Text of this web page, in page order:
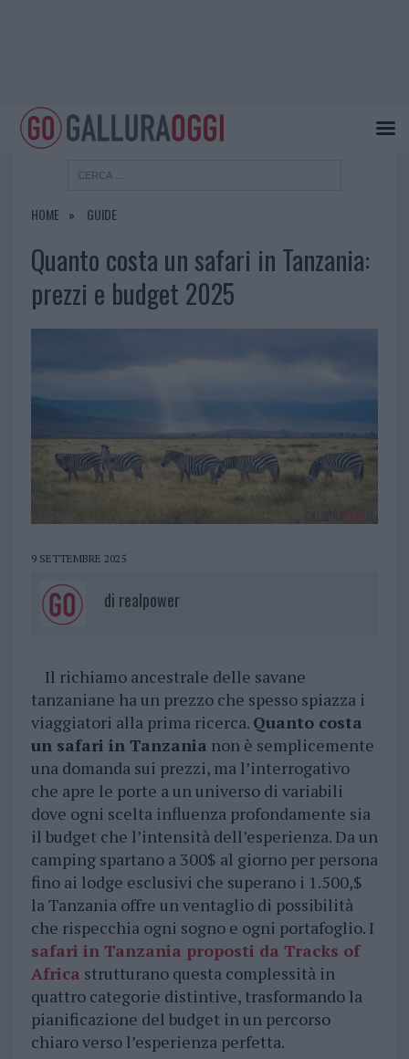
HOME GUIDE
Quanto costa un safari in Tanzania:
prezzi e budget 2025
9 SETTEMBRE 2025
di realpower
Il richiamo ancestrale delle savane
tanzaniane ha un prezzo che spesso spiazza i
viaggiatori alla prima ricerca. Quanto costa
un safari in Tanzania non è semplicemente
una domanda sui prezzi, ma l’interrogativo
che apre le porte a un universo di variabili
dove ogni scelta influenza profondamente sia
il budget che l’intensità dell’esperienza. Da un
camping spartano a 300$ al giorno per persona
fino ai lodge esclusivi che superano i 1.500,$
la Tanzania offre un ventaglio di possibilità
che rispecchia ogni sogno e ogni portafoglio. I
safari in Tanzania proposti da Tracks of
Africa strutturano questa complessità in
quattro categorie distintive, trasformando la
pianificazione del budget in un percorso
chiaro verso l’esperienza perfetta.